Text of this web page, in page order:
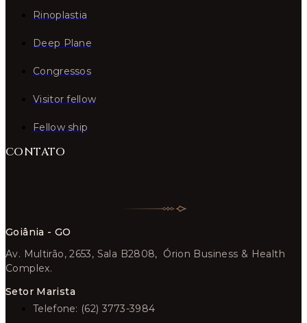
Rinoplastia
Deep Plane
Congressos
Visitor fellow
Fellow ship
CONTATO
Goiânia - GO
Av. Multirão, 2653, Sala B2808, Órion Business & Health
Complex.
Setor Marista
Telefone: (62) 3773-3984